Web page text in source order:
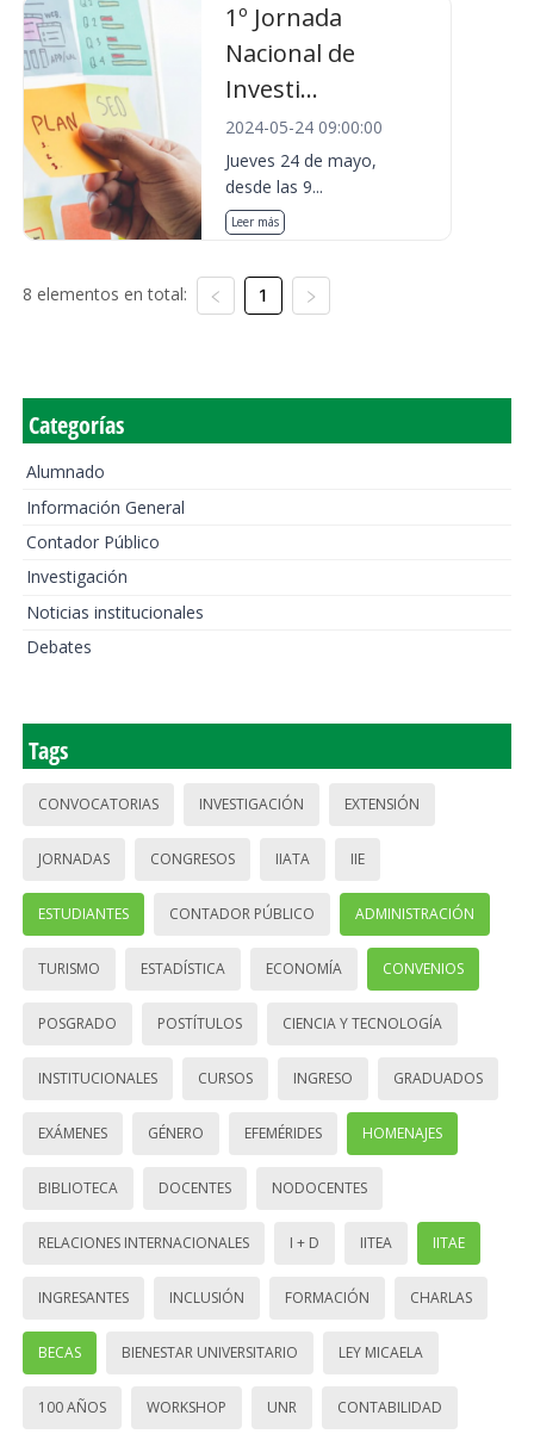
1º Jornada
Nacional de
Investi...
2024-05-24 09:00:00
Jueves 24 de mayo,
desde las 9...
Leer más
8 elementos en total: 1
Categorías
Alumnado
Información General
Contador Público
Investigación
Noticias institucionales
Debates
Tags
CONVOCATORIAS INVESTIGACIÓN EXTENSIÓN
JORNADAS CONGRESOS IIATA IIE
ESTUDIANTES CONTADOR PÚBLICO ADMINISTRACIÓN
TURISMO ESTADÍSTICA ECONOMÍA CONVENIOS
POSGRADO POSTÍTULOS CIENCIA Y TECNOLOGÍA
INSTITUCIONALES CURSOS INGRESO GRADUADOS
EXÁMENES GÉNERO EFEMÉRIDES HOMENAJES
BIBLIOTECA DOCENTES NODOCENTES
RELACIONES INTERNACIONALES I + D IITEA IITAE
INGRESANTES INCLUSIÓN FORMACIÓN CHARLAS
BECAS BIENESTAR UNIVERSITARIO LEY MICAELA
100 AÑOS WORKSHOP UNR CONTABILIDAD